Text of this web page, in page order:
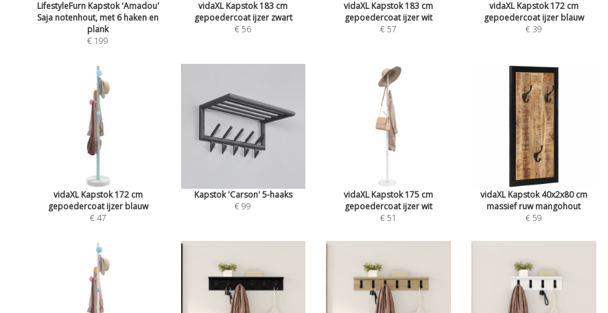
LifestyleFurn Kapstok 'Amadou'
Saja notenhout, met 6 haken en
plank
€ 199
vidaXL Kapstok 183 cm
gepoedercoat ijzer zwart
€ 56
vidaXL Kapstok 183 cm
gepoedercoat ijzer wit
€ 57
vidaXL Kapstok 172 cm
gepoedercoat ijzer blauw
€ 39
vidaXL Kapstok 172 cm
gepoedercoat ijzer blauw
€ 47
Kapstok 'Carson' 5-haaks
€ 99
vidaXL Kapstok 175 cm
gepoedercoat ijzer wit
€ 51
vidaXL Kapstok 40x2x80 cm
massief ruw mangohout
€ 59